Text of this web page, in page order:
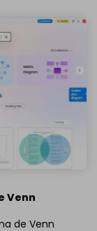
Venn
de Venn